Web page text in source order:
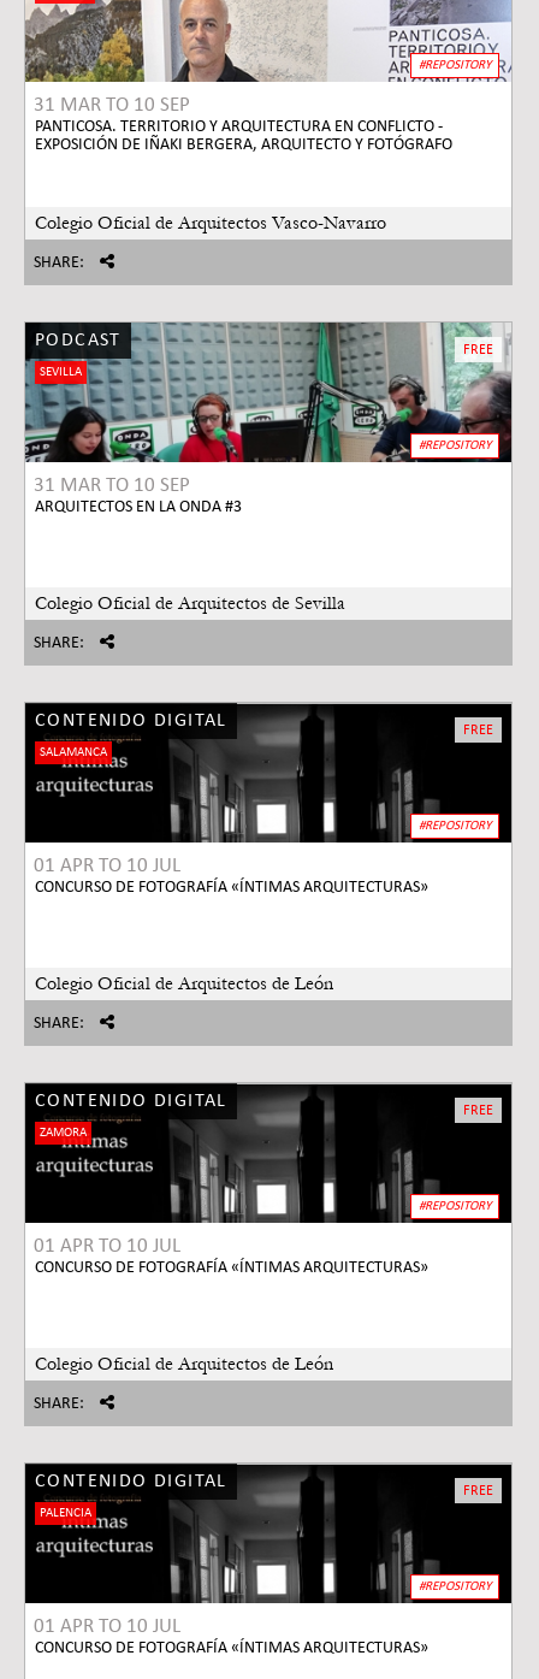
31 MAR TO 10 SEP
PANTICOSA. TERRITORIO Y ARQUITECTURA EN CONFLICTO -
EXPOSICIÓN DE IÑAKI BERGERA, ARQUITECTO Y FOTÓGRAFO
Colegio Oficial de Arquitectos Vasco-Navarro
#REPOSITORY
SHARE:
PODCAST
SEVILLA
31 MAR TO 10 SEP
FREE
ARQUITECTOS EN LA ONDA #3
Colegio Oficial de Arquitectos de Sevilla
#REPOSITORY
SHARE:
CONTENIDO DIGITAL
SALAMANCA
01 APR TO 10 JUL
FREE
CONCURSO DE FOTOGRAFÍA «ÍNTIMAS ARQUITECTURAS»
Colegio Oficial de Arquitectos de León
#REPOSITORY
SHARE:
CONTENIDO DIGITAL
ZAMORA
01 APR TO 10 JUL
FREE
CONCURSO DE FOTOGRAFÍA «ÍNTIMAS ARQUITECTURAS»
Colegio Oficial de Arquitectos de León
#REPOSITORY
SHARE:
CONTENIDO DIGITAL
PALENCIA
01 APR TO 10 JUL
FREE
CONCURSO DE FOTOGRAFÍA «ÍNTIMAS ARQUITECTURAS»
#REPOSITORY